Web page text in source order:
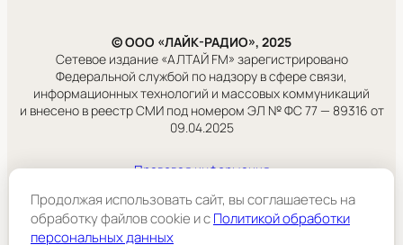
© ООО «ЛАЙК-РАДИО», 2025
Сетевое издание «АЛТАЙ FM» зарегистрировано
Федеральной службой по надзору в сфере связи,
информационных технологий и массовых коммуникаций
и внесено в реестр СМИ под номером ЭЛ № ФС 77 — 89316 от
09.04.2025
Правовая информация
ООО «ЛАЙК-РАДИО».
Продолжая использовать сайт, вы соглашаетесь на
обработку файлов cookie и cПолитикой обработки
персональных данных